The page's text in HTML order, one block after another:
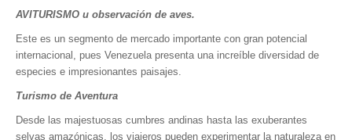
AVITURISMO u observación de aves.
Este es un segmento de mercado importante con gran potencial
internacional, pues Venezuela presenta una increíble diversidad de
especies e impresionantes paisajes.
Turismo de Aventura
Desde las majestuosas cumbres andinas hasta las exuberantes
selvas amazónicas, los viajeros pueden experimentar la naturaleza en